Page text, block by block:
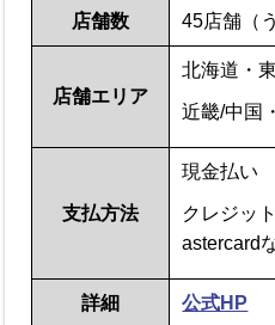
店舗数 45店舗（
店舗エリア
北海道・
近畿/中国
支払方法
現金払い
クレジッ
astercard
詳細 公式HP